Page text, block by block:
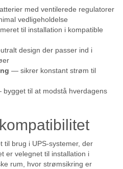
med ventilerede regulatorer
vedligeholdelse
til installation i kompatible
design der passer ind i
— sikrer konstant strøm til
til at modstå hverdagens
til brug i UPS-systemer, der
er velegnet til installation i
rum, hvor strømsikring er